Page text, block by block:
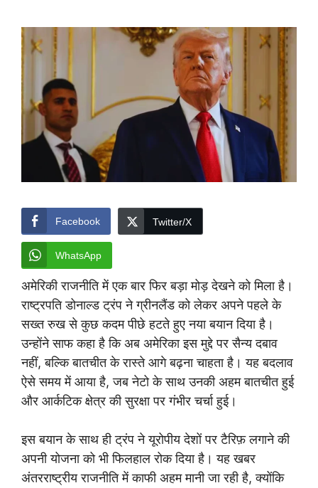
Facebook Twitter/X
WhatsApp
अमेरिकी राजनीति में एक बार फिर बड़ा मोड़ देखने को मिला है।
राष्ट्रपतिडोनाल्ड ट्रंपने ग्रीनलैंड को लेकर अपने पहले के
सख्त रुख से कुछ कदम पीछे हटते हुए नया बयान दिया है।
उन्होंने साफ कहा है कि अब अमेरिका इस मुद्दे पर सैन्य दबाव
नहीं, बल्कि बातचीत के रास्ते आगे बढ़ना चाहता है। यह बदलाव
ऐसे समय में आया है, जब नेटो के साथ उनकी अहम बातचीत हुई
और आर्कटिक क्षेत्र की सुरक्षा पर गंभीर चर्चा हुई।
इस बयान के साथ ही ट्रंप ने यूरोपीय देशों पर टैरिफ़ लगाने की
अपनी योजना को भी फिलहाल रोक दिया है। यह खबर
अंतरराष्ट्रीय राजनीति में काफी अहम मानी जा रही है, क्योंकि